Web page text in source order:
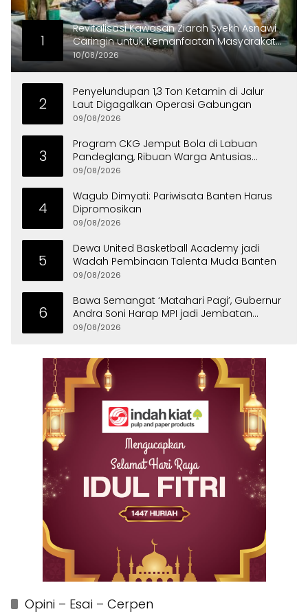
1
Revitalisasi Kawasan Ziarah Syekh Asnawi
Caringin untuk Kemanfaatan Masyarakat
dan Menjaga Nilai Sejarah
10/08/2026
2
Penyelundupan 1,3 Ton Ketamin di Jalur
Laut Digagalkan Operasi Gabungan
09/08/2026
3
Program CKG Jemput Bola di Labuan
Pandeglang, Ribuan Warga Antusias
Periksa Kesehatan
09/08/2026
4
Wagub Dimyati: Pariwisata Banten Harus
Dipromosikan
09/08/2026
5
Dewa United Basketball Academy jadi
Wadah Pembinaan Talenta Muda Banten
09/08/2026
6
Bawa Semangat ‘Matahari Pagi’, Gubernur
Andra Soni Harap MPI jadi Jembatan
Aspirasi Warga Banten
09/08/2026
Opini – Esai – Cerpen